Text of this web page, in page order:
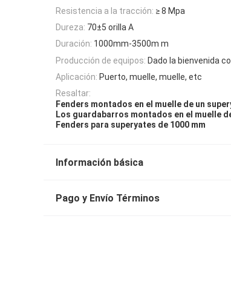
Resistencia a la tracción: ≥ 8 Mpa
Dureza: 70±5 orilla A
Duración: 1000mm-3500m m
Producción de equipos: Dado la bienvenida
Aplicación: Puerto, muelle, muelle, etc
Resaltar:
Fenders montados en el muelle de un
Los guardabarros montados en el muelle
Fenders para superyates de 1000 mm
Información básica
Pago y Envío Términos